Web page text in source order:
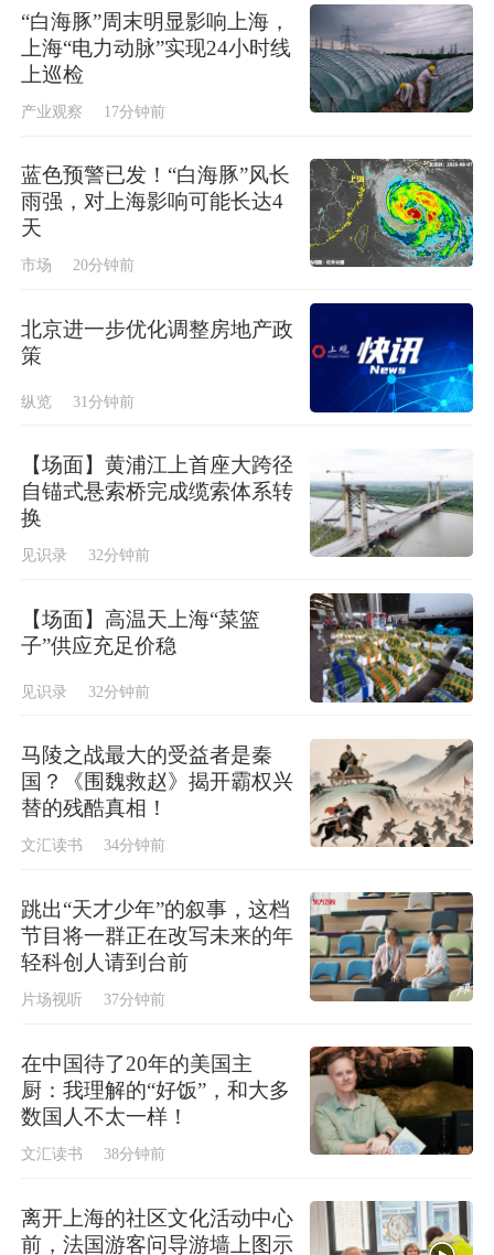
“白海豚”周末明显影响上海，
上海“电力动脉”实现24小时线
上巡检
产业观察 17分钟前
蓝色预警已发！“白海豚”风长
雨强，对上海影响可能长达4
天
市场 20分钟前
北京进一步优化调整房地产政
策
纵览 31分钟前
【场面】黄浦江上首座大跨径
自锚式悬索桥完成缆索体系转
换
见识录 32分钟前
【场面】高温天上海“菜篮
子”供应充足价稳
见识录 32分钟前
马陵之战最大的受益者是秦
国？《围魏救赵》揭开霸权兴
替的残酷真相！
文汇读书 34分钟前
跳出“天才少年”的叙事，这档
节目将一群正在改写未来的年
轻科创人请到台前
片场视听 37分钟前
在中国待了20年的美国主
厨：我理解的“好饭”，和大多
数国人不太一样！
文汇读书 38分钟前
离开上海的社区文化活动中心
前，法国游客问导游墙上图示